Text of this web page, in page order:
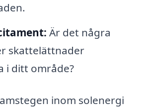
Är det några
skattelättnader
i ditt område?
inom solenergi